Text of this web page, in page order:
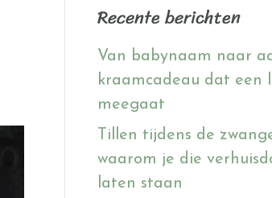
Recente berichten
Van babynaam naar
kraamcadeau dat een
meegaat
Tillen tijdens de
waarom je die
laten staan